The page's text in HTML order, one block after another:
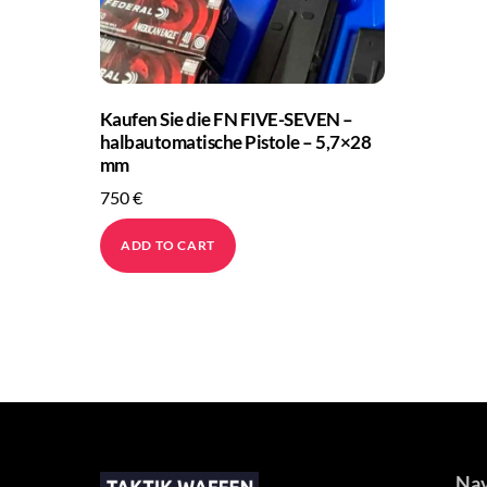
Kaufen Sie die FN FIVE-SEVEN –
halbautomatische Pistole – 5,7×28
mm
750€
ADD TO CART